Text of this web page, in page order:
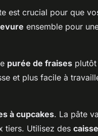
est crucial pour que
ensemble pour
purée de fraises
et plus facile à
à cupcakes. La pâte
tiers. Utilisez des